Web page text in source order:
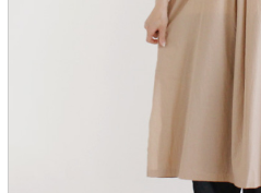
お買い物カゴ
配送遅延情報